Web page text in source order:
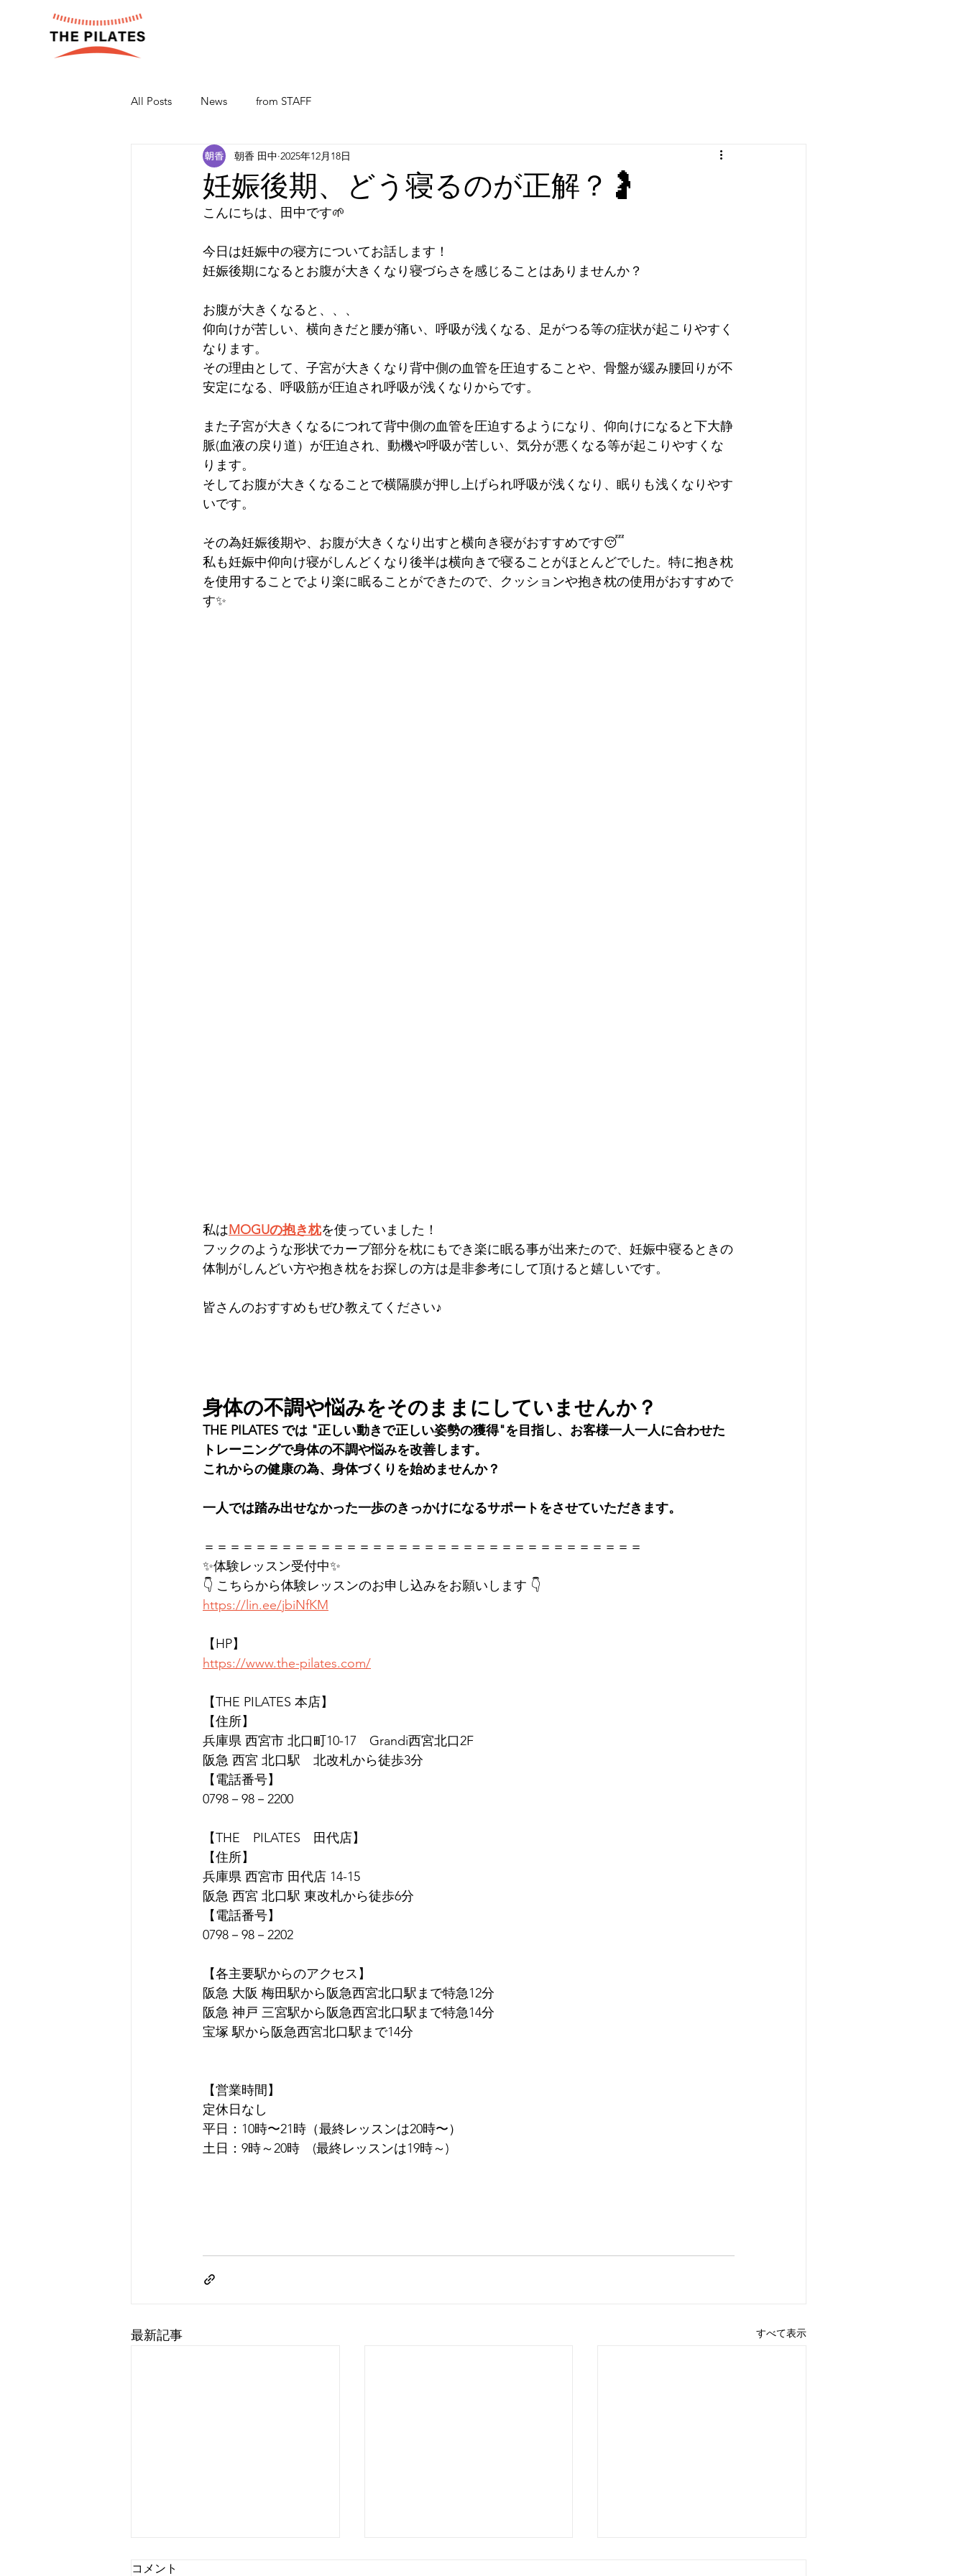
All Posts News from STAFF
妊娠後期、どう寝るのが正解？🤰
朝香 田中 2025年12月18日
こんにちは、田中です🌱
今日は妊娠中の寝方についてお話します！
妊娠後期になるとお腹が大きくなり寝づらさを感じることはありませんか？
お腹が大きくなると、、、
仰向けが苦しい、横向きだと腰が痛い、呼吸が浅くなる、足がつる等の症状が起こりやすく
なります。
その理由として、子宮が大きくなり背中側の血管を圧迫することや、骨盤が緩み腰回りが不
安定になる、呼吸筋が圧迫され呼吸が浅くなりからです。
また子宮が大きくなるにつれて背中側の血管を圧迫するようになり、仰向けになると下大静
脈(血液の戻り道）が圧迫され、動機や呼吸が苦しい、気分が悪くなる等が起こりやすくな
ります。
そしてお腹が大きくなることで横隔膜が押し上げられ呼吸が浅くなり、眠りも浅くなりやす
いです。
その為妊娠後期や、お腹が大きくなり出すと横向き寝がおすすめです😴
私も妊娠中仰向け寝がしんどくなり後半は横向きで寝ることがほとんどでした。特に抱き枕
を使用することでより楽に眠ることができたので、クッションや抱き枕の使用がおすすめで
す✨
私はMOGUの抱き枕を使っていました！
フックのような形状でカーブ部分を枕にもでき楽に眠る事が出来たので、妊娠中寝るときの
体制がしんどい方や抱き枕をお探しの方は是非参考にして頂けると嬉しいです。
皆さんのおすすめもぜひ教えてください♪
身体の不調や悩みをそのままにしていませんか？
THE PILATES では "正しい動きで正しい姿勢の獲得"を目指し、お客様一人一人に合わせた
トレーニングで身体の不調や悩みを改善します。
これからの健康の為、身体づくりを始めませんか？
一人では踏み出せなかった一歩のきっかけになるサポートをさせていただきます。
＝＝＝＝＝＝＝＝＝＝＝＝＝＝＝＝＝＝＝＝＝＝＝＝＝＝＝＝＝＝＝＝＝＝
✨体験レッスン受付中✨
👇 こちらから体験レッスンのお申し込みをお願いします 👇
https://lin.ee/jbiNfKM
【HP】
https://www.the-pilates.com/
【THE PILATES 本店】
【住所】
兵庫県 西宮市 北口町10-17　Grandi西宮北口2F
阪急 西宮 北口駅　北改札から徒歩3分
【電話番号】
0798－98－2200
【THE　PILATES　田代店】
【住所】
兵庫県 西宮市 田代店 14-15
阪急 西宮 北口駅 東改札から徒歩6分
【電話番号】
0798－98－2202
【各主要駅からのアクセス】
阪急 大阪 梅田駅から阪急西宮北口駅まで特急12分
阪急 神戸 三宮駅から阪急西宮北口駅まで特急14分
宝塚 駅から阪急西宮北口駅まで14分
【営業時間】
定休日なし
平日：10時〜21時（最終レッスンは20時〜）
土日：9時～20時　(最終レッスンは19時～)
最新記事 すべて表示
コメント